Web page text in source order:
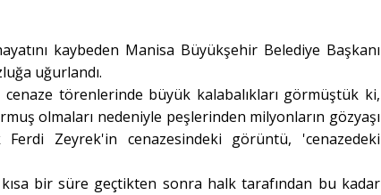
kaybeden Manisa Büyükşehir Belediye Başkanı
uğurlandı.
törenlerinde büyük kalabalıkları görmüştük ki,
olmaları nedeniyle peşlerinden milyonların gözyaşı
Zeyrek'in cenazesindeki görüntü, 'cenazedeki
bir süre geçtikten sonra halk tarafından bu kadar